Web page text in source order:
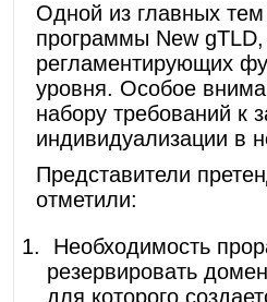
Одной из главных тем
программы New gTLD,
регламентирующих
уровня. Особое
набору требований к
индивидуализации в
Представители
отметили:
Необходимость
резервировать
для которого